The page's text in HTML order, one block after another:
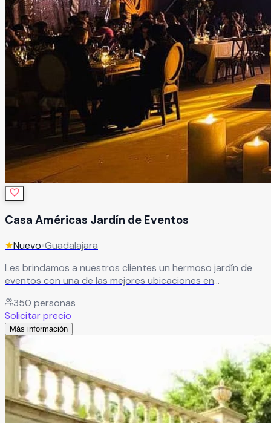
Casa Américas Jardín de Eventos
★Nuevo•Guadalajara
Les brindamos a nuestros clientes un hermoso jardín de
eventos con una de las mejores ubicaciones en
completa comodidad de nuestros clientes y sus invitados,
sin tener que salir de la ciudad. Es el escenario perfecto
para dar vida a sus emociones.
350 personas
Solicitar precio
Más información